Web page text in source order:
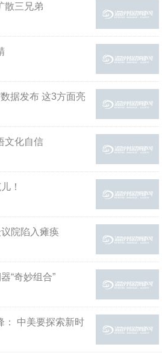
散三兄弟
据发布 这3方面亮
文化自信
！
议院陷入瘫痪
“奇妙组合”
： 中美要探索新时